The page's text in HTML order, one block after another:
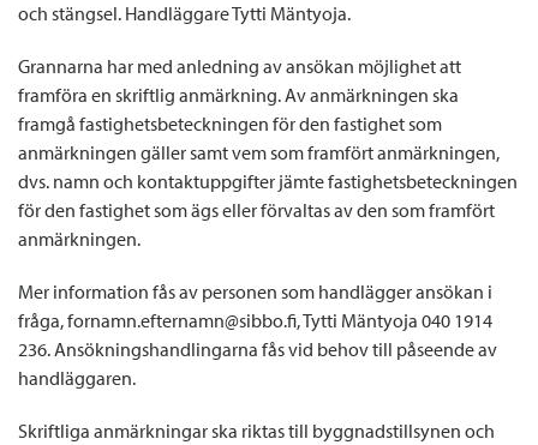
och stängsel. Handläggare Tytti Mäntyoja.
Grannarna har med anledning av ansökan möjlighet att
framföra en skriftlig anmärkning. Av anmärkningen ska
framgå fastighetsbeteckningen för den fastighet som
anmärkningen gäller samt vem som framfört anmärkningen,
dvs. namn och kontaktuppgifter jämte fastighetsbeteckningen
för den fastighet som ägs eller förvaltas av den som framfört
anmärkningen.
Mer information fås av personen som handlägger ansökan i
fråga, fornamn.efternamn@sibbo.fi, Tytti Mäntyoja 040 1914
236. Ansökningshandlingarna fås vid behov till påseende av
handläggaren.
Skriftliga anmärkningar ska riktas till byggnadstillsynen och